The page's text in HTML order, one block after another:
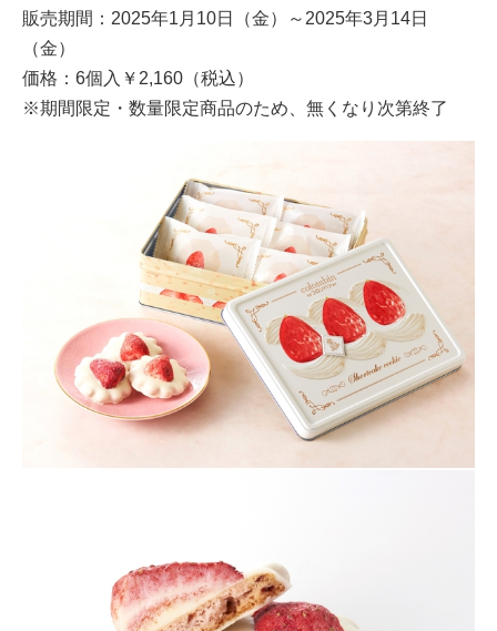
販売期間：2025年1月10日（金）～2025年3月14日
（金）
価格：6個入￥2,160（税込）
※期間限定・数量限定商品のため、無くなり次第終了